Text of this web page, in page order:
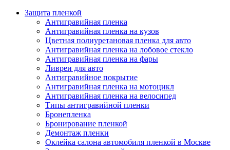
Защита пленкой
Антигравийная пленка
Антигравийная пленка на кузов
Цветная полиуретановая пленка для авто
Антигравийная пленка на лобовое стекло
Антигравийная пленка на фары
Ливреи для авто
Антигравийное покрытие
Антигравийная пленка на мотоцикл
Антигравийная пленка на велосипед
Типы антигравийной пленки
Бронепленка
Бронирование пленкой
Демонтаж пленки
Оклейка салона автомобиля пленкой в Москве